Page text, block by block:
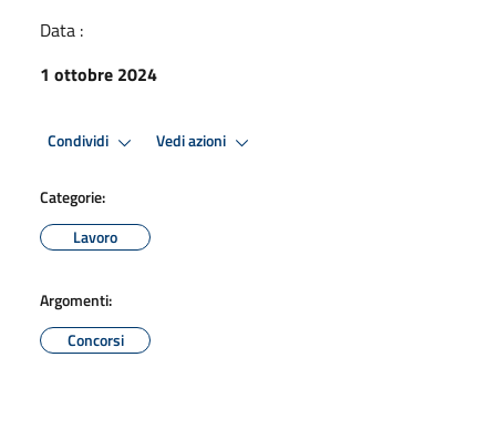
Data :
1 ottobre 2024
Condividi Vedi azioni
Categorie:
Lavoro
Argomenti:
Concorsi